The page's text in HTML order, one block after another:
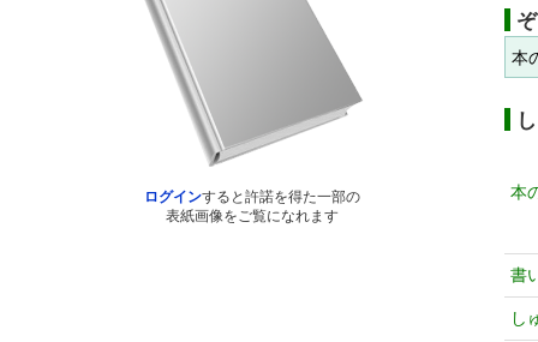
ログインすると許諾を得た一部の
表紙画像をご覧になれます
本
本
書
し